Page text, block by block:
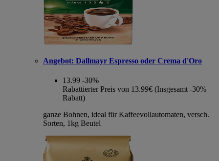
Angebot: Dallmayr Espresso oder Crema d'Oro
13.99 -30%
Rabattierter Preis von 13.99€ (Insgesamt -30%
Rabatt)
ganze Bohnen, ideal für Kaffeevollautomaten, versch.
Sorten, 1kg Beutel